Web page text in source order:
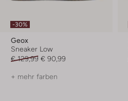
-30%
Geox
Sneaker Low
€ 129,99 € 90,99
+ mehr farben